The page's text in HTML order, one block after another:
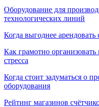
Оборудование для
технологических линий
Когда выгоднее
Как грамотно
стресса
Когда стоит задуматься о
оборудования
Рейтинг магазинов